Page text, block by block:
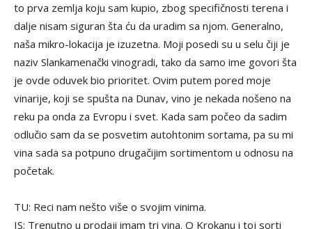
to prva zemlja koju sam kupio, zbog specifičnosti terena i
dalje nisam siguran šta ću da uradim sa njom. Generalno,
naša mikro-lokacija je izuzetna. Moji posedi su u selu čiji je
naziv Slankamenački vinogradi, tako da samo ime govori šta
je ovde oduvek bio prioritet. Ovim putem pored moje
vinarije, koji se spušta na Dunav, vino je nekada nošeno na
reku pa onda za Evropu i svet. Kada sam počeo da sadim
odlučio sam da se posvetim autohtonim sortama, pa su mi
vina sada sa potpuno drugačijim sortimentom u odnosu na
početak.
TU: Reci nam nešto više o svojim vinima.
IS: Trenutno u prodaji imam tri vina. O Krokanu i toj sorti